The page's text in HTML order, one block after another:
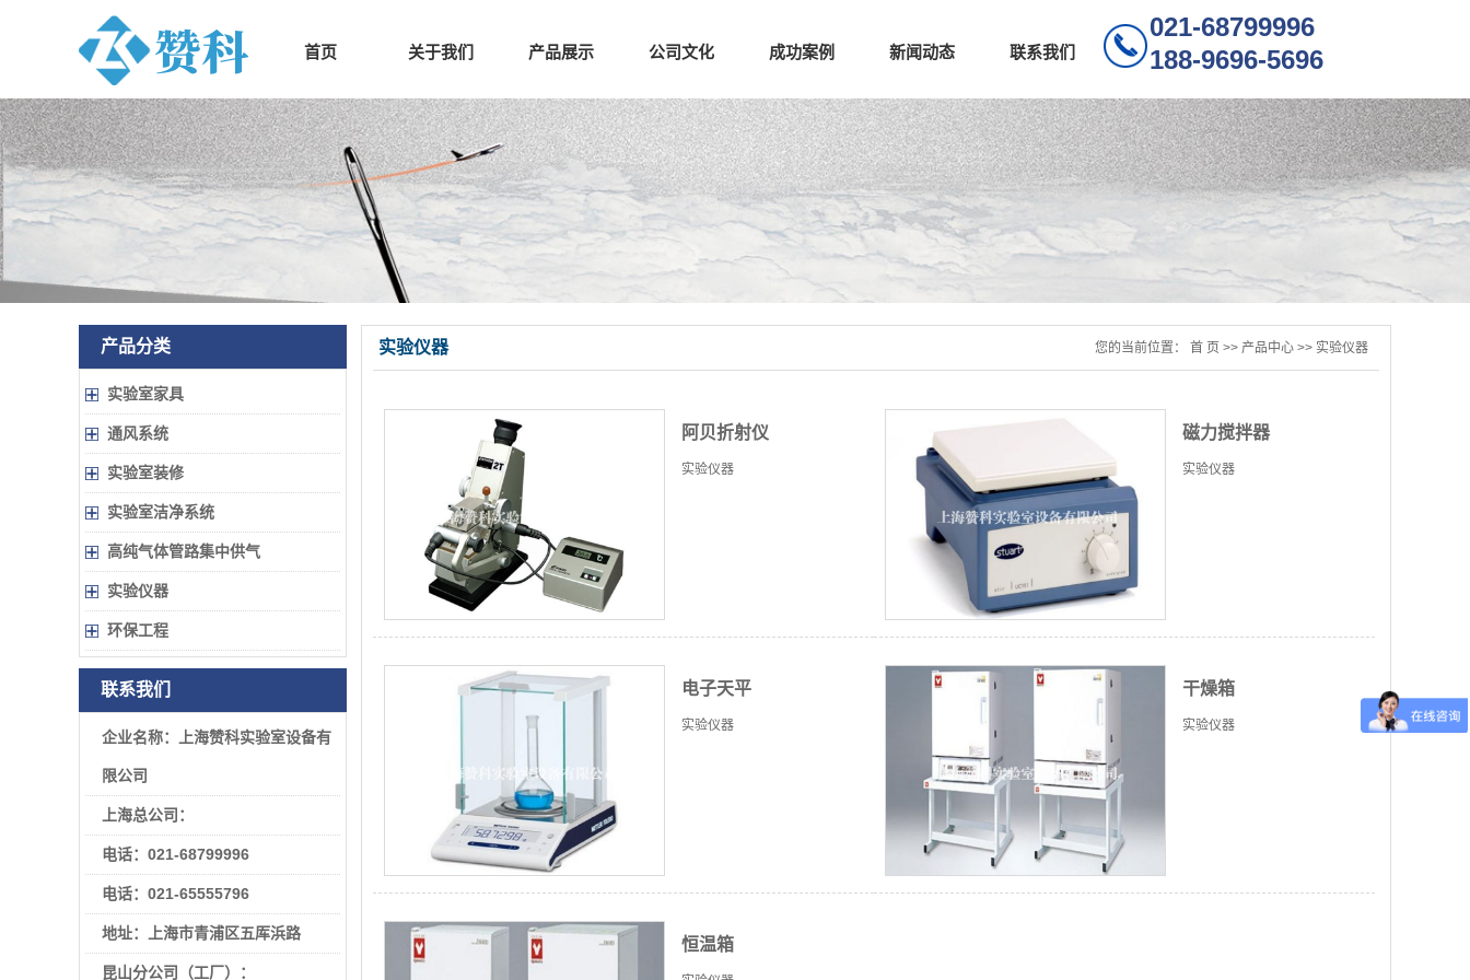
021-68799996
188-9696-5696
首页 关于我们 产品展示 公司文化 成功案例 新闻动态 联系我们
产品分类
实验室家具
通风系统
实验室装修
实验室洁净系统
高纯气体管路集中供气
实验仪器
环保工程
联系我们
企业名称： 上海赞科实验室设备有
限公司
上海总公司：
电话：021-68799996
电话：021-65555796
地址：上海市青浦区五厍浜路
昆山分公司（工厂）：
实验仪器 您的当前位置： 首 页 >> 产品中心 >> 实验仪器
阿贝折射仪
实验仪器
磁力搅拌器
实验仪器
电子天平
实验仪器
干燥箱
实验仪器
恒温箱